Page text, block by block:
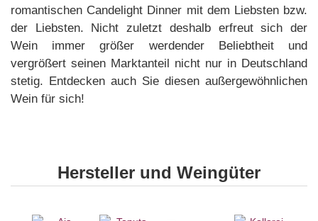
romantischen Candelight Dinner mit dem Liebsten bzw.
der Liebsten. Nicht zuletzt deshalb erfreut sich der
Wein immer größer werdender Beliebtheit und
vergrößert seinen Marktanteil nicht nur in Deutschland
stetig. Entdecken auch Sie diesen außergewöhnlichen
Wein für sich!
Hersteller und Weingüter